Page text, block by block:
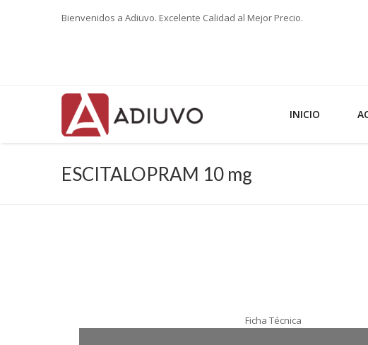
Bienvenidos a Adiuvo. Excelente Calidad al Mejor Precio.
INICIO
ESCITALOPRAM 10 mg
Ficha Técnica